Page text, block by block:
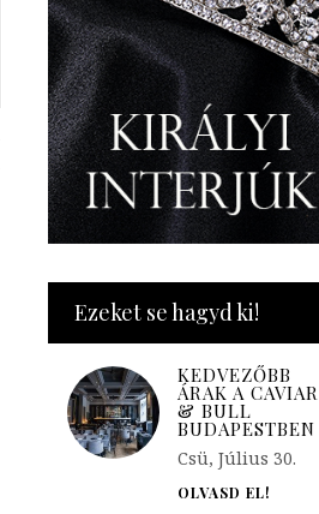
Ezeket se hagyd ki!
KEDVEZŐBB
ÁRAK A CAVIAR
& BULL
BUDAPESTBEN
Csü, Július 30.
OLVASD EL!